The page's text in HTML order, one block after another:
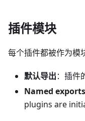
插件模块
每个插件都被作为模
默认导出：插件
Named exports
plugins are